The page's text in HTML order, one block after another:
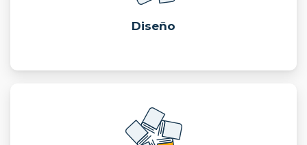
Diseño